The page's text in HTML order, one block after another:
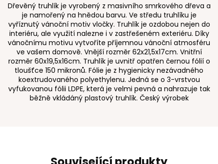
Dřevěný truhlík je vyrobený z masivního smrkového dřeva a
je namořený na hnědou barvu. Ve středu truhlíku je
vyříznutý vánoční motiv vločky. Truhlík je ozdobou nejen do
interiéru, ale využití nalezne i v zastřešeném exteriéru. Díky
vánočnímu motivu vytvoříte příjemnou vánoční atmosféru
ve vašem domově. Vnější rozměr 62x21,5x17cm. Vnitřní
rozměr 60x19,5x16cm. Truhlík je uvnitř opatřen černou fólií o
tloušťce 150 mikronů. Fólie je z hygienicky nezávadného
koextrudovaného polyethylenu. Jedná se o 3-vrstvou
vyfukovanou fólii LDPE, která je velmi pevná a nahrazuje tak
běžně vkládáný plastový truhlík. Český výrobek